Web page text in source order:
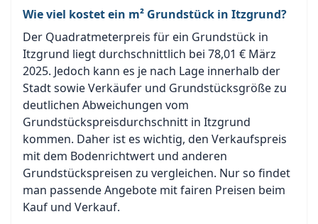
Wie viel kostet ein m² Grundstück in Itzgrund?
Der Quadratmeterpreis für ein Grundstück in
Itzgrund liegt durchschnittlich bei 78,01 € März
2025. Jedoch kann es je nach Lage innerhalb der
Stadt sowie Verkäufer und Grundstücksgröße zu
deutlichen Abweichungen vom
Grundstückspreisdurchschnitt in Itzgrund
kommen. Daher ist es wichtig, den Verkaufspreis
mit dem Bodenrichtwert und anderen
Grundstückspreisen zu vergleichen. Nur so findet
man passende Angebote mit fairen Preisen beim
Kauf und Verkauf.